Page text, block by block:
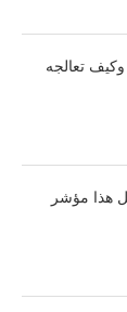
تعالجه
هذا مؤشر